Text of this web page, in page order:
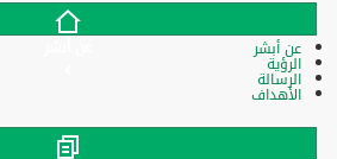
عن أبشر
الرؤية
الرسالة
الأهداف